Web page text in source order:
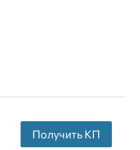
Получить КП